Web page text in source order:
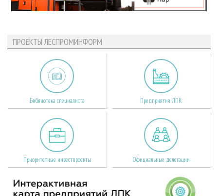
ПРОЕКТЫ ЛЕСПРОМИНФОРМ
Библиотека специалиста Предприятия ЛПК
Приоритетные инвестпроекты Официальные делегации